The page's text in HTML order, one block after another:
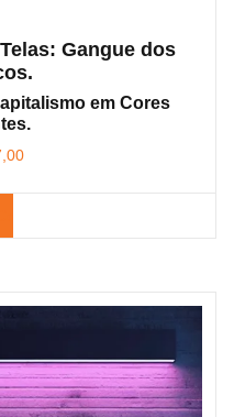
Gangue dos
em Cores
os modelos